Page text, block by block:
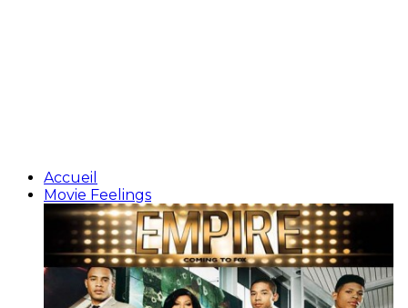
Accueil
Movie Feelings